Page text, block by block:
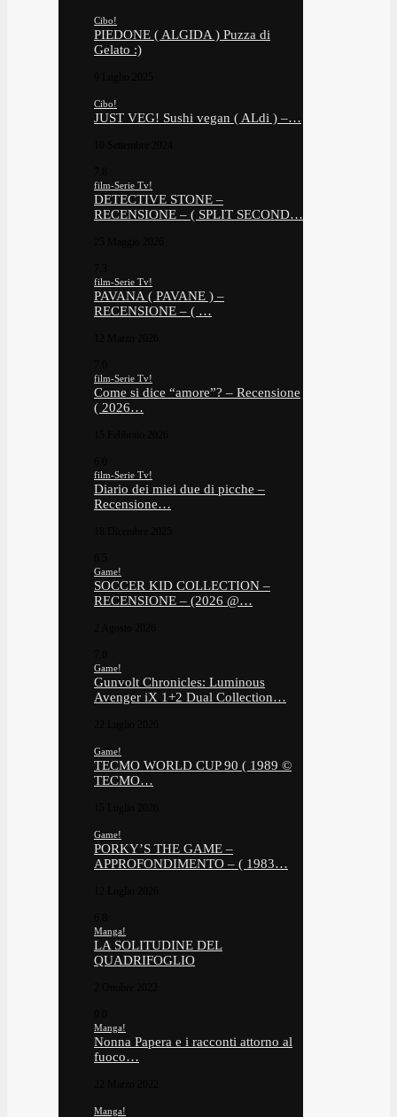
Cibo!
PIEDONE ( ALGIDA ) Puzza di
Gelato :)
Cibo!
JUST VEG! Sushi vegan ( ALdi ) –…
film-Serie Tv!
DETECTIVE STONE –
RECENSIONE – ( SPLIT SECOND…
film-Serie Tv!
PAVANA ( PAVANE ) –
RECENSIONE – ( …
film-Serie Tv!
Come si dice “amore”? – Recensione
( 2026…
film-Serie Tv!
Diario dei miei due di picche –
Recensione…
Game!
SOCCER KID COLLECTION –
RECENSIONE – (2026 @…
Game!
Gunvolt Chronicles: Luminous
Avenger iX 1+2 Dual Collection…
Game!
TECMO WORLD CUP 90 ( 1989 ©
TECMO…
Game!
PORKY’S THE GAME –
APPROFONDIMENTO – ( 1983…
Manga!
LA SOLITUDINE DEL
QUADRIFOGLIO
Manga!
Nonna Papera e i racconti attorno al
fuoco…
Manga!